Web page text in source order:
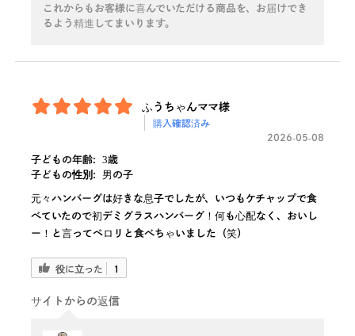
これからもお客様に喜んでいただける商品を、お届けでき
るよう精進してまいります。
ふうちゃんママ様
購入確認済み
2026-05-08
子どもの年齢:
3歳
子どもの性別:
男の子
元々ハンバーグは好きな息子でしたが、いつもケチャップで食
べていたので初デミグラスハンバーグ！何も心配なく、おいし
ー！と言ってペロリと食べちゃいました（笑）
役に立った 1
サイトからの返信